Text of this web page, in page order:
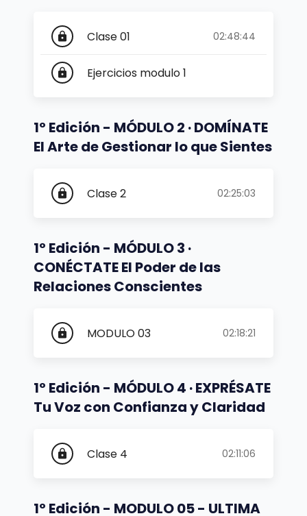
lock Clase 01 02:48:44
lock Ejercicios modulo 1
1º Edición - MÓDULO 2 · DOMÍNATE
El Arte de Gestionar lo que Sientes
lock Clase 2 02:25:03
1º Edición - MÓDULO 3 ·
CONÉCTATE El Poder de las
Relaciones Conscientes
lock MODULO 03 02:18:21
1º Edición - MÓDULO 4 · EXPRÉSATE
Tu Voz con Confianza y Claridad
lock Clase 4 02:11:06
1º Edición - MODULO 05 - ULTIMA